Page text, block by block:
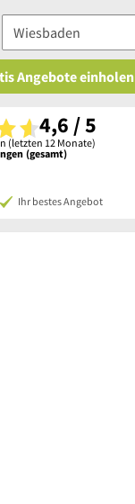
Angebote einholen
4,6 / 5
(letzten 12 Monate)
(gesamt)
Ihr bestes Angebot